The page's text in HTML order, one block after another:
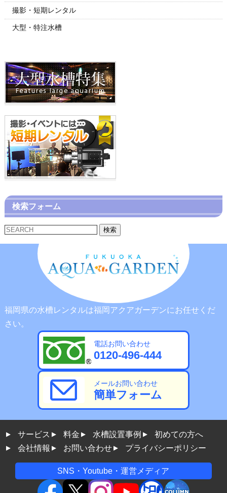
撮影・短期レンタル
大型・特注水槽
検索フォーム
検索
福岡県の水槽レンタルは福岡アクアガーデンにお任せくだ
さい。
電話お問い合わせ
0120-496-444
メールお問い合わせ
簡単フォーム
サービス 料金 水槽設置事例
初めての方へ
会社情報
お問い合わせ プライバシーポリシー
SNS・Youtube・運営メディア